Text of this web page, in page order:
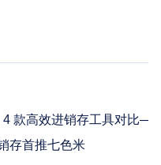
4 款高效进销存工具对比
存首推七色米